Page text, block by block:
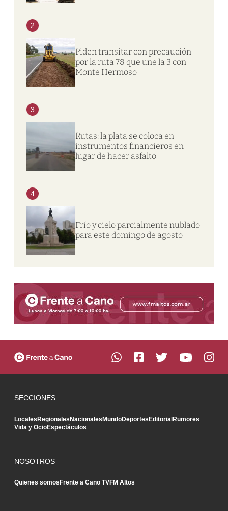
2
Piden transitar con precaución
por la ruta 78 que une la 3 con
Monte Hermoso
3
Rutas: la plata se coloca en
instrumentos financieros en
lugar de hacer asfalto
4
Frío y cielo parcialmente nublado
para este domingo de agosto
SECCIONES
Locales Regionales Nacionales MundoDeportes Editorial Rumores
Vida y OcioEspectáculos
NOSOTROS
Quienes somos Frente a Cano TVFM Altos